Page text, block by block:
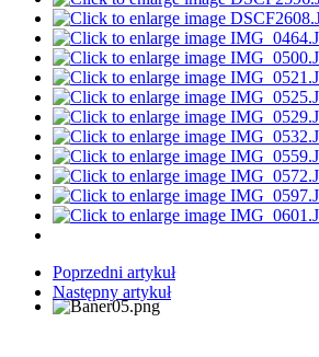
Poprzedni artykuł
Następny artykuł